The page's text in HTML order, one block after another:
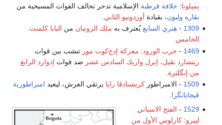
پمپلونا: خلافة قرطبة الإسلامية تدحر تحالف القوات المسيحية من
نڤاره وليون، بقيادة أوردونيو الثاني
1309
-هنري السابع يُعترف به ملك الرومان من البابا كلمنت
الخامس
1469
- حرب الورود: معركة إدج‌كوت مور تنشب بين قوات
ريتشارد نڤيل، إيرل واريك السادس عشر ضد قوات إدوارد الرابع
من إنگلترة
1509 - الامبراطوركريشنادڤا رايا يرتقي العرش، ليعيد امبراطورية
ڤيجايانگرا
1529
- الفتح الاسباني
لپيرو:كارلوس الأول من